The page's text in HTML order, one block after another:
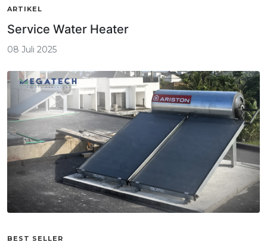
ARTIKEL
Service Water Heater
08 Juli 2025
BEST SELLER